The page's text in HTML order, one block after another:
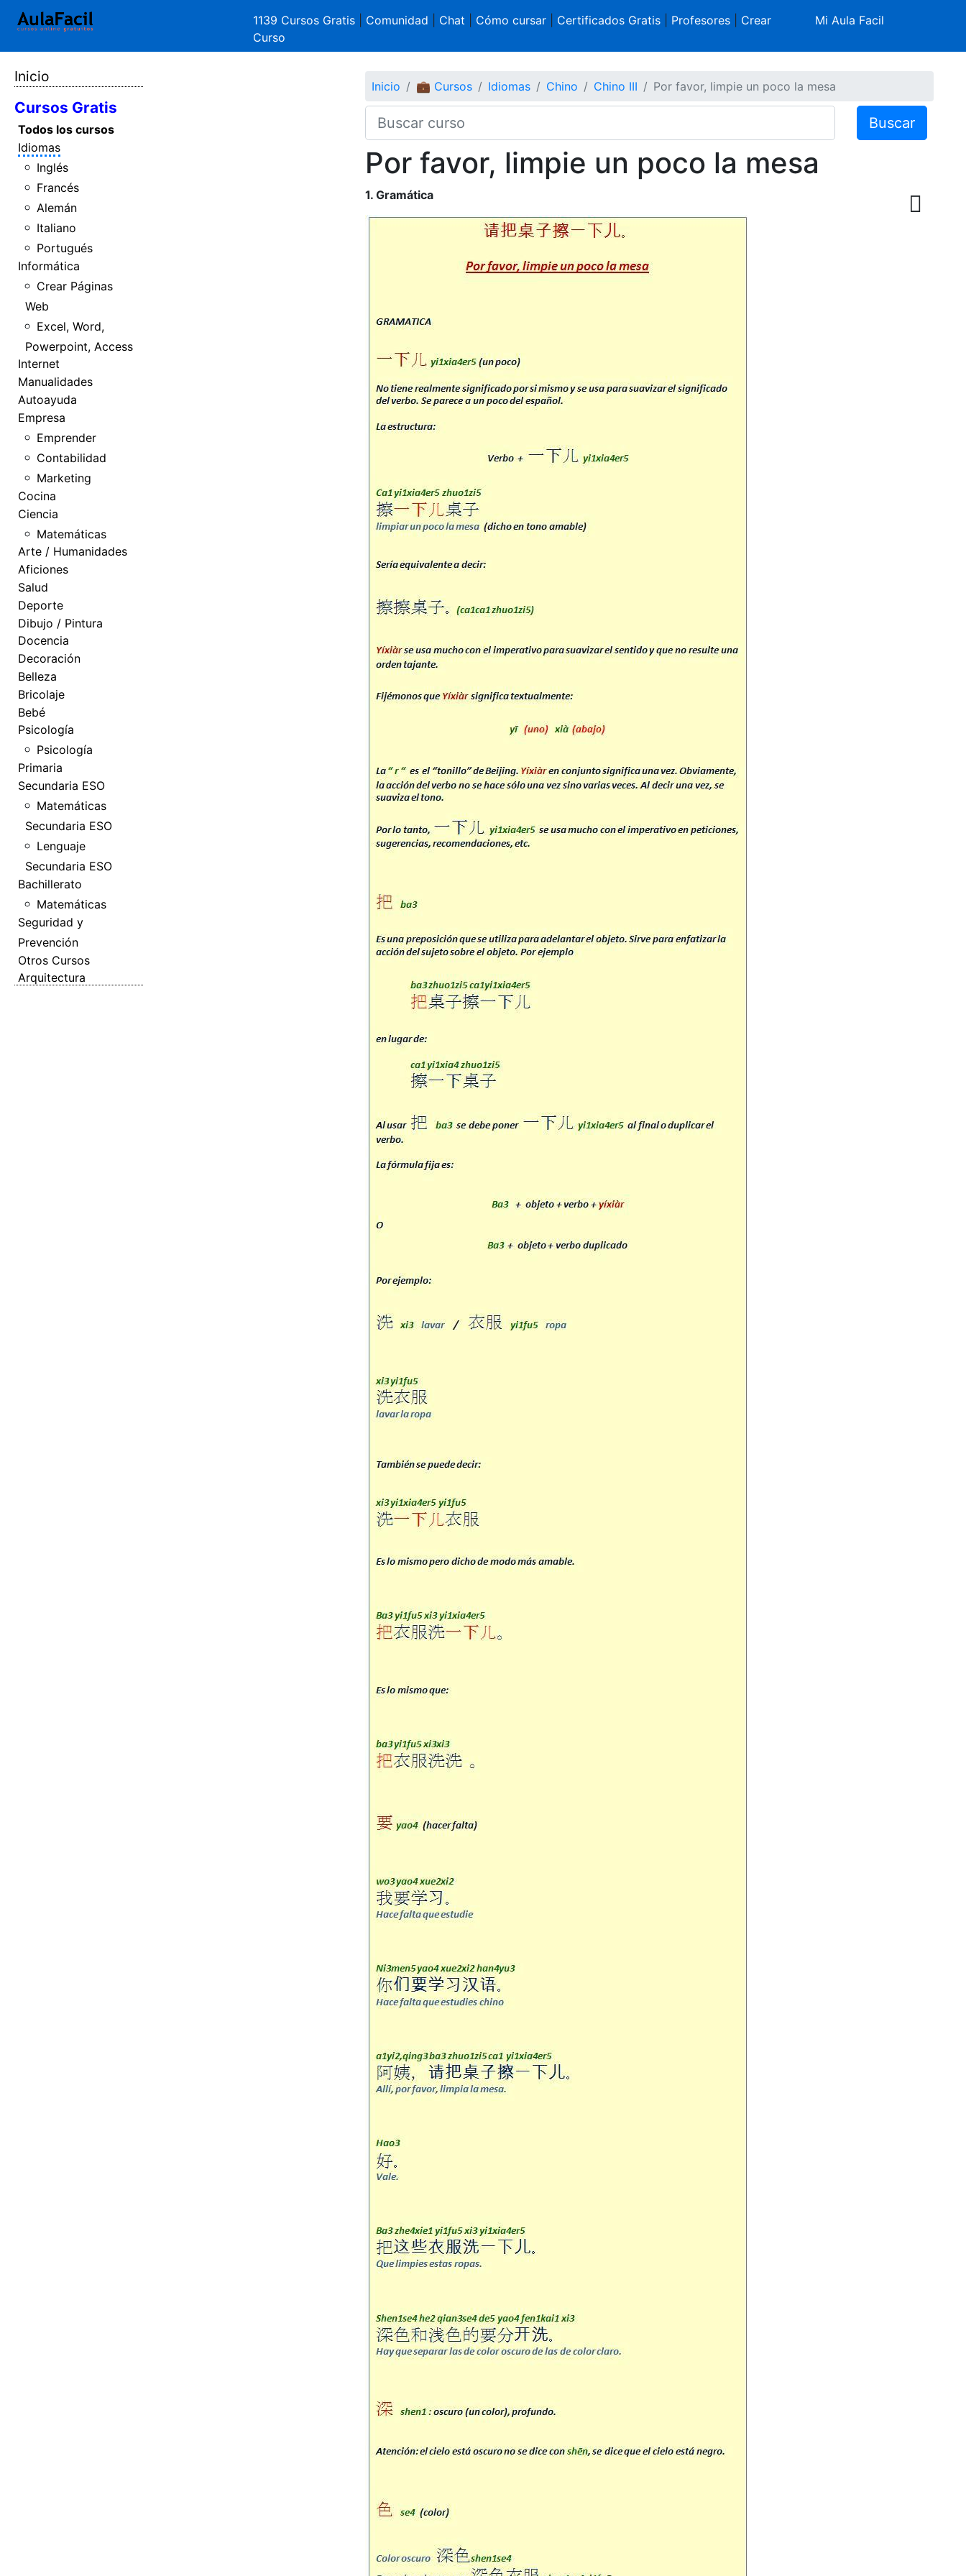
1139 Cursos Gratis Comunidad Chat Cómo cursar| Certificados Gratis| Profesores| Crear
Curso
Mi Aula Facil
Inicio
Cursos Gratis
Todos los cursos
Idiomas
Inglés
Francés
Alemán
Italiano
Portugués
Informática
Crear Páginas
Web
Excel, Word,
Powerpoint, Access
Internet
Manualidades
Autoayuda
Empresa
Emprender
Contabilidad
Marketing
Cocina
Ciencia
Matemáticas
Arte / Humanidades
Aficiones
Salud
Deporte
Dibujo / Pintura
Docencia
Decoración
Belleza
Bricolaje
Bebé
Psicología
Psicología
Primaria
Secundaria ESO
Matemáticas
Secundaria ESO
Lenguaje
Secundaria ESO
Bachillerato
Matemáticas
Seguridad y
Prevención
Otros Cursos
Arquitectura
Inicio 💼 Cursos Idiomas Chino Chino III Por favor, limpie un poco la mesa
Buscar
Por favor, limpie un poco la mesa
1. Gramática